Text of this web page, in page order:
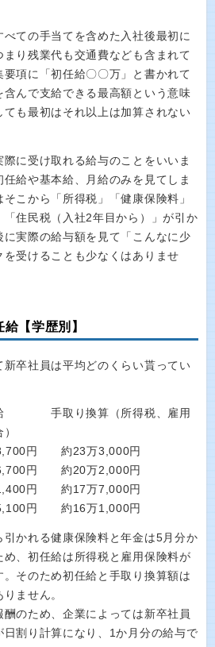
べての手当てを含めた入社後最初に
り残業代も交通費なども含まれて
項に「初任給〇〇万」と書かれて
んで支給できる最高額という意味
も最初はそれ以上は加算されない
に受け取れる給与のことをいいま
給や基本給、月給のみを見てしま
こから「所得税」「健康保険料」
「住民税（入社2年目から）」が引か
実際の給与額を見て「こんなに少
受けることも少なくはありませ
【学歴別】
卒社員は平均どのくらい貰ってい
取り換算（所得税、雇用
円 約23万3,000円
円 約20万2,000円
円 約17万7,000円
円 約16万1,000円
引かれる健康保険料と年金は5月分か
め、初任給は所得税と雇用保険料が
そのため初任給と手取り換算額は
ません。
のため、企業によっては新卒社員
日割り計算になり、1か月分の給与で